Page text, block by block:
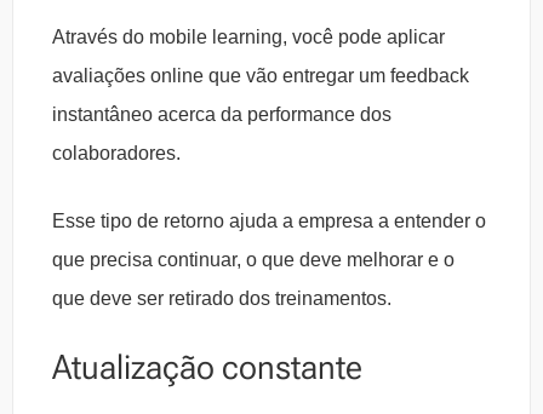
Através do mobile learning, você pode aplicar
avaliações online que vão entregar um feedback
instantâneo acerca da performance dos
colaboradores.
Esse tipo de retorno ajuda a empresa a entender o
que precisa continuar, o que deve melhorar e o
que deve ser retirado dos treinamentos.
Atualização constante